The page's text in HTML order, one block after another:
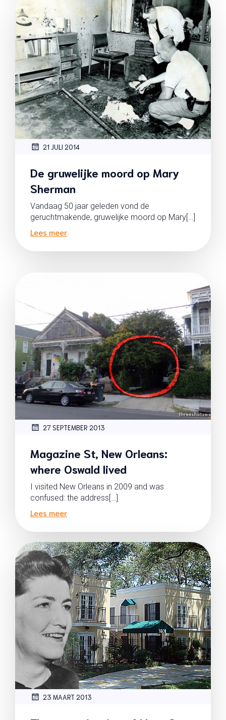
21 JULI 2014
De gruwelijke moord op Mary
Sherman
Vandaag 50 jaar geleden vond de
geruchtmakende, gruwelijke moord op Mary[…]
Lees meer
27 SEPTEMBER 2013
Magazine St, New Orleans:
where Oswald lived
I visited New Orleans in 2009 and was
confused: the address[…]
Lees meer
23 MAART 2013